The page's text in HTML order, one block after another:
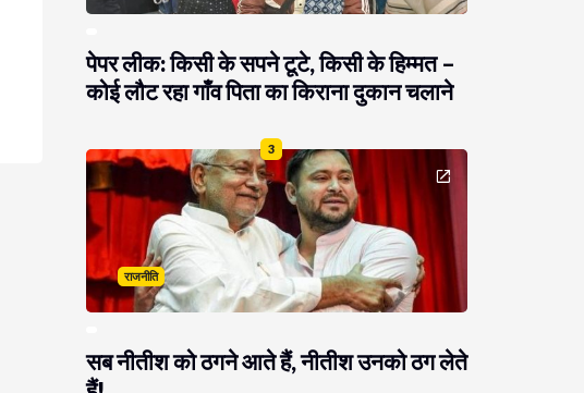
पेपर लीक: किसी के सपने टूटे, किसी के हिम्मत –
कोई लौट रहा गाँव पिता का किराना दुकान चलाने
3
राजनीति
सब नीतीश को ठगने आते हैं, नीतीश उनको ठग लेते